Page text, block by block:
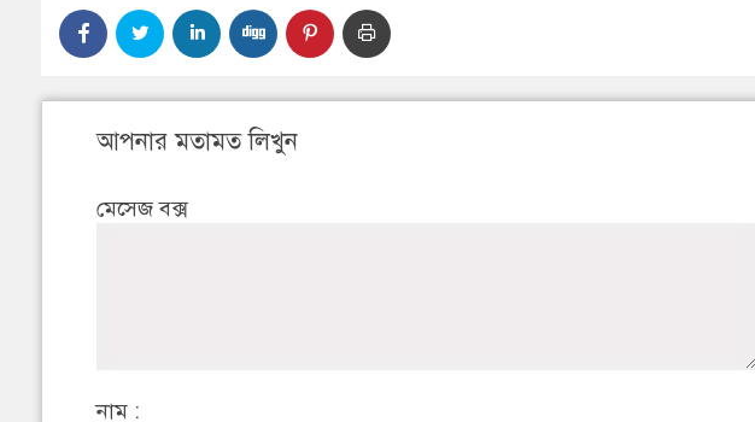
আপনার মতামত লিখুন
মেসেজ বক্স
নাম :